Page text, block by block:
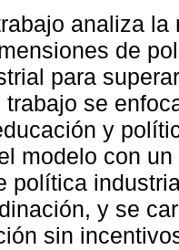
analiza
de
para
se
y
modelo con
política
y se
sin